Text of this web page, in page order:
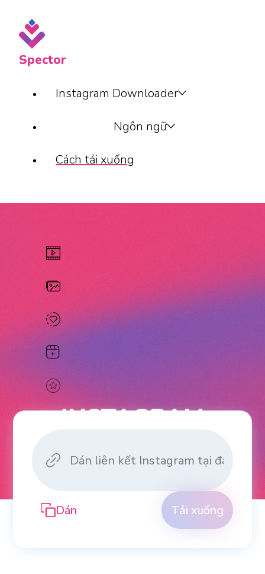
Spector
Instagram Downloader
Ngôn ngữ
Cách tải xuống
INSTAGRAM
HIGHLIGHTS
Dán Tải xuống